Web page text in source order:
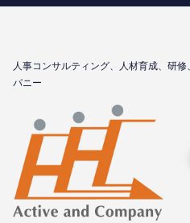
⼈事コンサルティング、⼈材育成、研
パニー